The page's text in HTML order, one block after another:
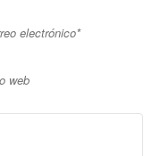
electrónico*
web